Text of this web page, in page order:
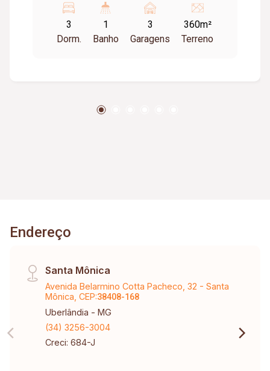
Cozinha com armários; Garagem para 03 carros;
Área de lazer ampla; Piscina em L; Quiosque
com armários e churrasqueira; Lavanderia
3
Dorm.
1
Banho
3
Garagens
360m²
Terreno
Endereço
Santa Mônica
Avenida Belarmino Cotta Pacheco, 32 - Santa
Mônica, CEP:38408-168
Uberlândia - MG
(34) 3256-3004
Creci: 684-J